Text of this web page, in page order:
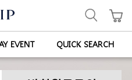
EVENT QUICK SEARCH